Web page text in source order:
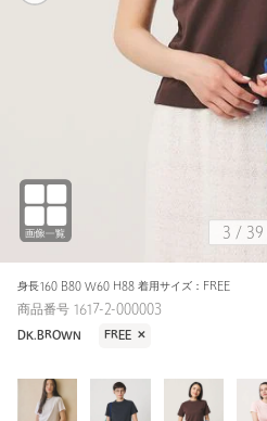
身長160 B80 W60 H88 着用サイズ：FREE
3 / 39
商品番号 1617-2-000003
DK.BROWN FREE ✕
WHITE
39